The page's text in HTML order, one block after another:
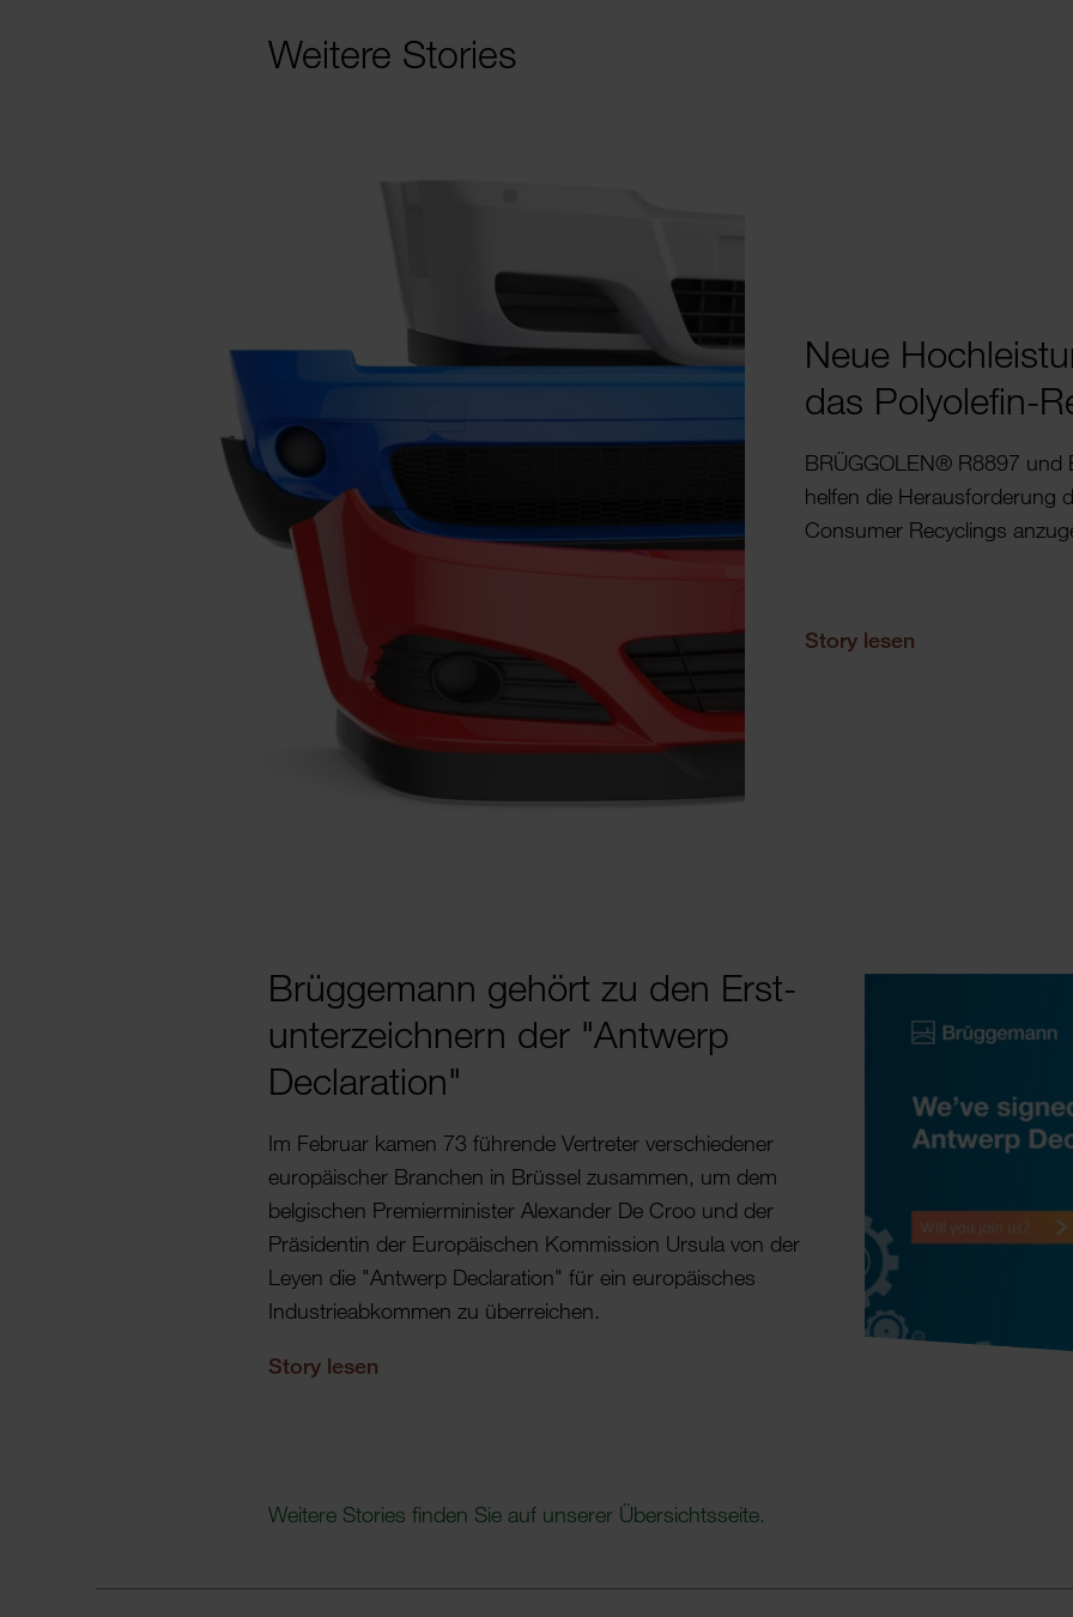
Weitere Stories
Neue
das Poly­o­lefin-
BRÜG­GOLEN® R8897 und
helfen die Heraus­for­de­rung
Consumer Recy­clings
Story lesen
Brüg­ge­mann gehört zu den Erst­
un­ter­zeich­nern der "Antwerp
Decla­ra­tion"
Im Februar kamen 73 führende Vertreter verschie­dener
euro­pä­i­scher Bran­chen in Brüssel zusammen, um dem
belgi­schen Premi­er­mi­nister Alex­ander De Croo und der
Präsi­dentin der Euro­pä­i­schen Kommis­sion Ursula von der
Leyen die "Antwerp Decla­ra­tion" für ein euro­pä­i­sches
Indus­trie­ab­kommen zu über­rei­chen.
Story lesen
Weitere Stories finden Sie auf unserer Über­sichts­seite.